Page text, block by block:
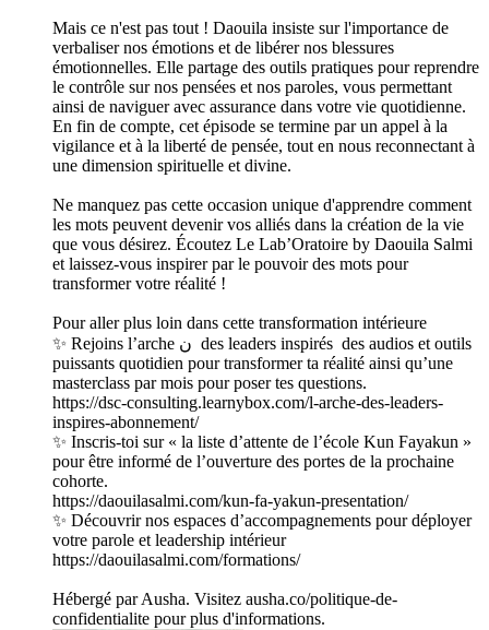
Mais ce n'est pas tout ! Daouila insiste sur l'importance de
verbaliser nos émotions et de libérer nos blessures
émotionnelles. Elle partage des outils pratiques pour reprendre
le contrôle sur nos pensées et nos paroles, vous permettant
ainsi de naviguer avec assurance dans votre vie quotidienne.
En fin de compte, cet épisode se termine par un appel à la
vigilance et à la liberté de pensée, tout en nous reconnectant à
une dimension spirituelle et divine.
Ne manquez pas cette occasion unique d'apprendre comment
les mots peuvent devenir vos alliés dans la création de la vie
que vous désirez. Écoutez Le Lab’Oratoire by Daouila Salmi
et laissez-vous inspirer par le pouvoir des mots pour
transformer votre réalité !
Pour aller plus loin dans cette transformation intérieure
✨ Rejoins l’arche ن des leaders inspirés des audios et outils
puissants quotidien pour transformer ta réalité ainsi qu’une
masterclass par mois pour poser tes questions.
https://dsc-consulting.learnybox.com/l-arche-des-leaders-
inspires-abonnement/
✨ Inscris-toi sur « la liste d’attente de l’école Kun Fayakun »
pour être informé de l’ouverture des portes de la prochaine
cohorte.
https://daouilasalmi.com/kun-fa-yakun-presentation/
✨ Découvrir nos espaces d’accompagnements pour déployer
votre parole et leadership intérieur
https://daouilasalmi.com/formations/
Hébergé par Ausha. Visitez ausha.co/politique-de-
confidentialite pour plus d'informations.